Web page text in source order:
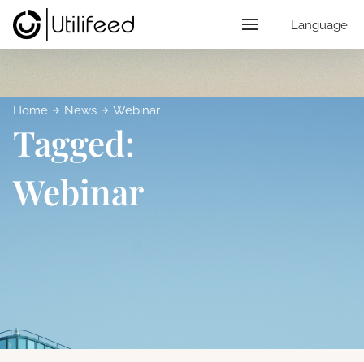
Language
Home News Webinar
Tagged:
Webinar